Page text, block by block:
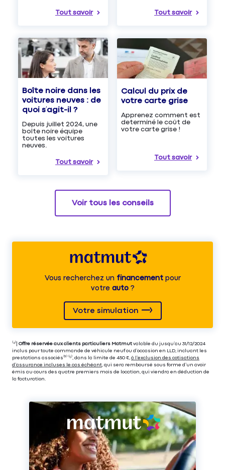
Tout savoir Tout savoir
Boîte noire dans les
voitures neuves : de
quoi s’agit-il ?
Depuis juillet 2024, une
boîte noire équipe
toutes les voitures
neuves.
Tout savoir
Calcul du prix de
votre carte grise
Apprenez comment est
determiné le coût de
votre carte grise !
Tout savoir
Voir tous les conseils
Vous recherchez unfinancementpour
votre auto?
Votre simulation
⁽⁴⁾| Offre réservée aux clients particuliers Matmut valable du jusqu’au 31/12/2024
inclus pour toute commande de véhicule neuf ou d’occasion en LLD, incluant les
prestations associés⁽³⁾ ⁽⁵⁾, dans la limite de 450 €, à l’exclusion des cotisations
d’assurance incluses le cas échéant , qui sera remboursé sous forme d’un avoir
émis au cours des quatre premiers mois de location, qui viendra en déduction de
la facturation.